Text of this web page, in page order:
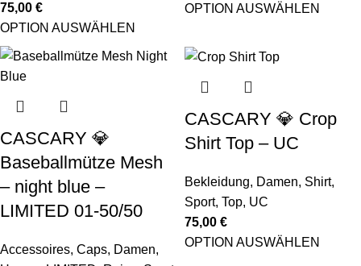
75,00 €
OPTION AUSWÄHLEN
OPTION AUSWÄHLEN
CASCARY 💎
Baseballmütze Mesh
– night blue –
LIMITED 01-50/50
Accessoires, Caps, Damen,
CASCARY 💎 Crop
Shirt Top – UC
Bekleidung, Damen, Shirt,
Sport, Top, UC
75,00 €
OPTION AUSWÄHLEN